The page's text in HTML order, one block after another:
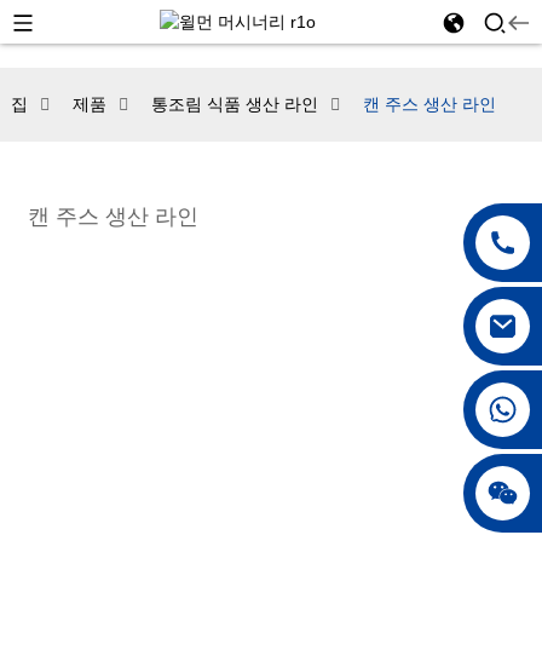
집 제품 통조림 식품 생산 라인 캔 주스 생산 라인
캔 주스 생산 라인